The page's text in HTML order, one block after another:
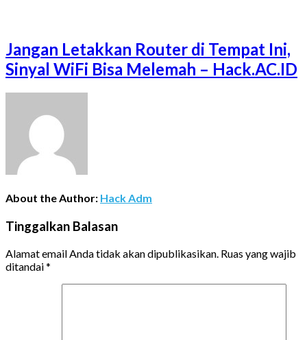
Jangan Letakkan Router di Tempat Ini,
Sinyal WiFi Bisa Melemah – Hack.AC.ID
About the Author: Hack Adm
Tinggalkan Balasan
Alamat email Anda tidak akan dipublikasikan. Ruas yang wajib
ditandai*